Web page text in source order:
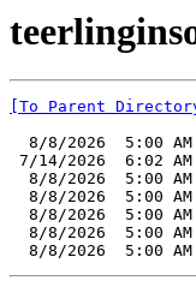
[To Parent
8/8/2026  5:00
7/14/2026  6:02
8/8/2026  5:00
8/8/2026  5:00
8/8/2026  5:00
8/8/2026  5:00
8/8/2026  5:00